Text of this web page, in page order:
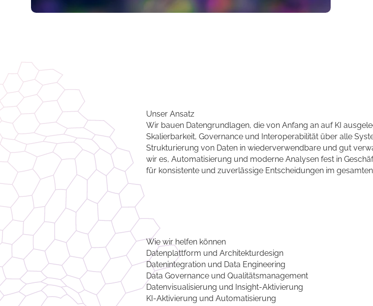
Unser Ansatz
Wir bauen Datengrundlagen, die von Anfang an auf KI
Skalierbarkeit, Governance und Interoperabilität über alle
Strukturierung von Daten in wiederverwendbare und gut
wir es, Automatisierung und moderne Analysen fest in
für konsistente und zuverlässige Entscheidungen im
Wie wir helfen können
Datenplattform und Architekturdesign
Datenintegration und Data Engineering
Data Governance und Qualitätsmanagement
Datenvisualisierung und Insight-Aktivierung
KI-Aktivierung und Automatisierung